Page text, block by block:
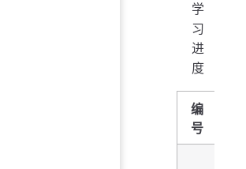
学
习
进
度
编
号